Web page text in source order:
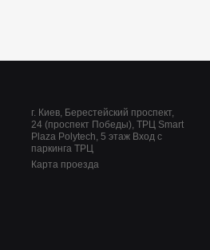
г. Киев, Берестейский проспект,
24 (проспект Победы), ТРЦ Smart
Plaza Polytech, 5 этаж Вход с
паркинга ТРЦ
Карта проезда